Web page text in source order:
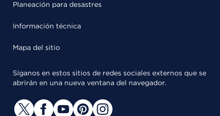
Planeación para desastres
Información técnica
Mapa del sitio
Síganos en estos sitios de redes sociales externos que se
abrirán en una nueva ventana del navegador.